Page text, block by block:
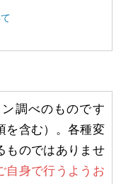
調べのものです
を含む）。各種変
ものではありませ
自身で行うようお